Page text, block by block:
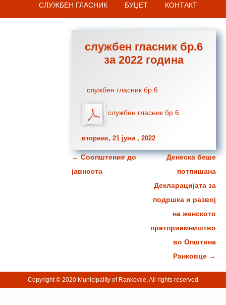
СЛУЖБЕН ГЛАСНИК БУЏЕТ КОНТАКТ
службен гласник бр.6
за 2022 година
службен гласник бр.6
службен гласник бр.6
вторник, 21 јуни , 2022
Навигација за написи
←Соопштение до
јавноста
Денеска беше
потпишана
Декларацијата за
подршка и развој
на женското
претприемништво
во Општина
Ранковце →
Copyright © 2020 Municipality of Rankovce, All rights reserved